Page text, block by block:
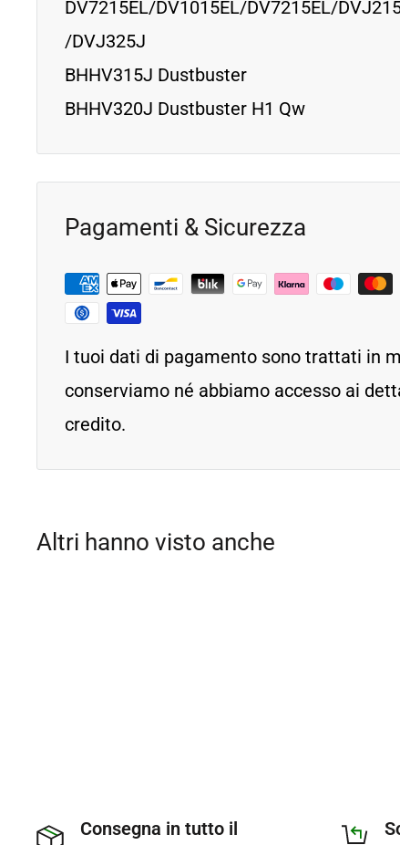
DV7215EL/DV1015EL/DV7215EL/
/DVJ325J
BHHV315J Dustbuster
BHHV320J Dustbuster H1 Qw
Pagamenti & Sicurezza
I tuoi dati di pagamento sono trattati in
conserviamo né abbiamo accesso ai
credito.
Altri hanno visto anche
Consegna in tutto il